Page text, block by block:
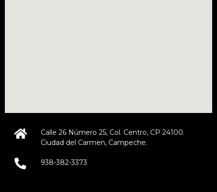
Calle 26 Número 25, Col. Centro, CP 24100.
Ciudad del Carmen, Campeche.
938-382-3373